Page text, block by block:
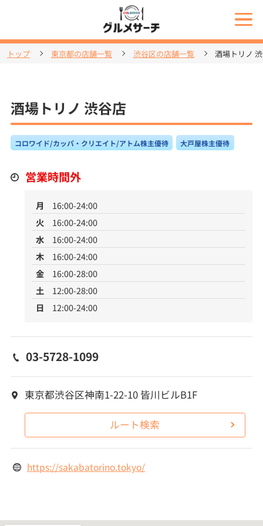
トップ 東京都の店舗一覧 渋谷区の店舗一覧 酒場トリノ
酒場トリノ 渋谷店
コロワイド/カッパ・クリエイト/アトム株主優待 大戸屋株主優待
営業時間外
月
16:00-24:00
火
16:00-24:00
水
16:00-24:00
木
16:00-24:00
金
16:00-28:00
土
12:00-28:00
日
12:00-24:00
03-5728-1099
東京都渋谷区神南1-22-10 皆川ビルB1F
ルート検索
https://sakabatorino.tokyo/